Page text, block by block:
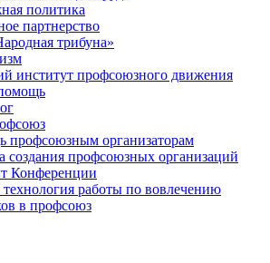
политика
партнерство
трибуна»
институт профсоюзного движения
профсоюзным организаторам
создания профсоюзных организаций
Конференции
работы по вовлечению
в профсоюз